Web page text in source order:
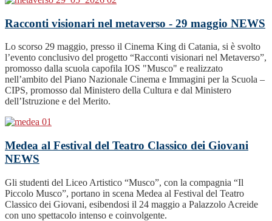
Racconti visionari nel metaverso - 29 maggio NEWS
Lo scorso 29 maggio, presso il Cinema King di Catania, si è svolto
l’evento conclusivo del progetto “Racconti visionari nel Metaverso”,
promosso dalla scuola capofila IOS "Musco" e realizzato
nell’ambito del Piano Nazionale Cinema e Immagini per la Scuola –
CIPS, promosso dal Ministero della Cultura e dal Ministero
dell’Istruzione e del Merito.
Medea al Festival del Teatro Classico dei Giovani
NEWS
Gli studenti del Liceo Artistico “Musco”, con la compagnia “Il
Piccolo Musco”, portano in scena Medea al Festival del Teatro
Classico dei Giovani, esibendosi il 24 maggio a Palazzolo Acreide
con uno spettacolo intenso e coinvolgente.